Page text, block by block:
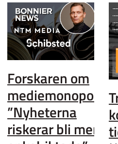
Forskaren om
mediemonopolen:
”Nyheterna
riskerar bli mer